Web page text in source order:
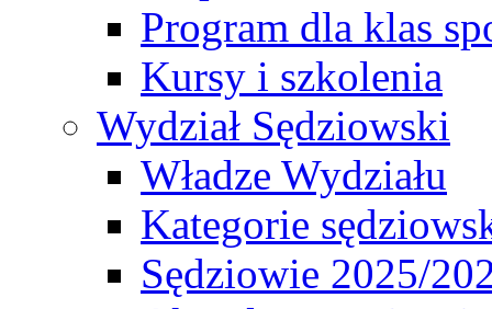
Program dla klas
Kursy i szkolenia
Wydział Sędziowski
Władze Wydziału
Kategorie
Sędziowie 2025/